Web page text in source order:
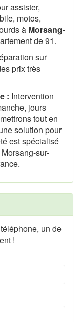
assister,
motos,
à Morsang-
de 91.
sur
prix très
: Intervention
jours
tout en
solution pour
est spécialisé
sur-
un de
!